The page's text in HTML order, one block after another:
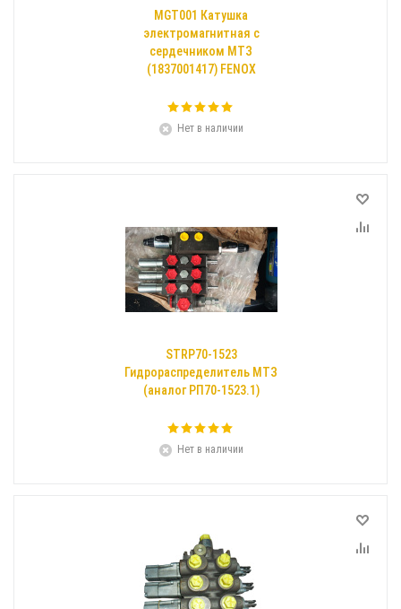
MGT001 Катушка
электромагнитная c
сердечником МТЗ
(1837001417) FENOX
Нет в наличии
STRP70-1523
Гидрораспределитель МТЗ
(аналог РП70-1523.1)
Нет в наличии